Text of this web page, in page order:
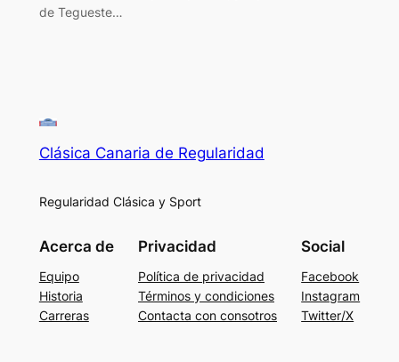
de Tegueste…
Clásica Canaria de Regularidad
Regularidad Clásica y Sport
Acerca de
Equipo
Historia
Carreras
Privacidad
Política de privacidad
Términos y condiciones
Contacta con consotros
Social
Facebook
Instagram
Twitter/X